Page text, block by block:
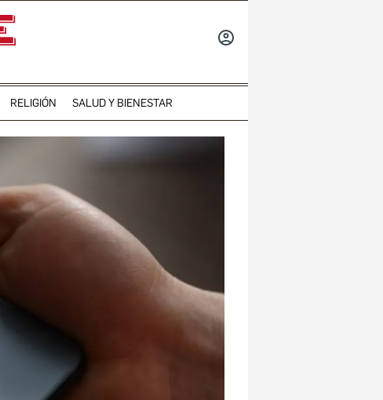
RELIGIÓN SALUD Y BIENESTAR